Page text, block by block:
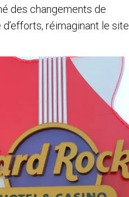
des changements de
réimaginant le site